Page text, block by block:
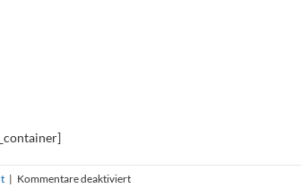
| Kommentare deaktiviertfür